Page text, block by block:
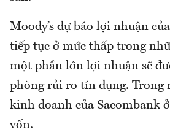
Moody’s dự báo lợi nhuận
tiếp tục ở mức thấp trong
một phần lớn lợi nhuận sẽ
phòng rủi ro tín dụng. Trong
kinh doanh của Sacombank
vốn.